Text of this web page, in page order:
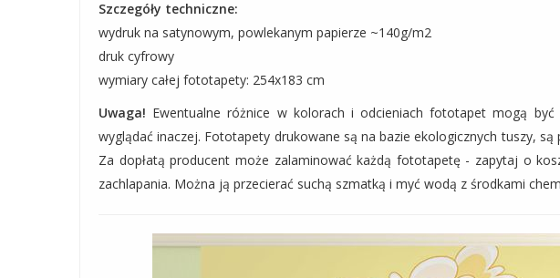
Szczegóły techniczne:
wydruk na satynowym, powlekanym papierze ~140g/m2
druk cyfrowy
wymiary całej fototapety: 254x183 cm
Uwaga! Ewentualne różnice w kolorach i odcieniach fototapet mogą
wyglądać inaczej. Fototapety drukowane są na bazie ekologicznych tuszy,
Za dopłatą producent może zalaminować każdą fototapetę - zapytaj o
zachlapania. Można ją przecierać suchą szmatką i myć wodą z środkami